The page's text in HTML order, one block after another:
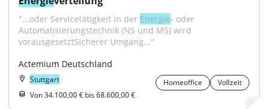
"...oder Servicetätigkeit in der Energie- oder
Automatisierungstechnik (NS und MS) wird
vorausgesetztSicherer Umgang..."
Actemium Deutschland
Stuttgart Homeoffice
Vollzeit
Von 34.100,00 € bis 68.600,00 €